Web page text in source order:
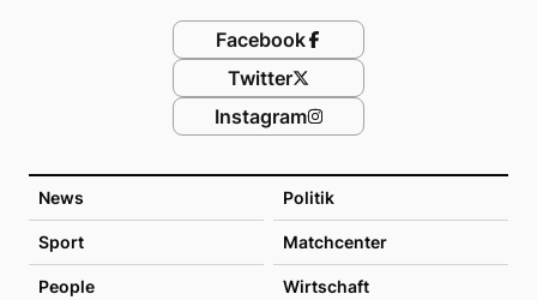
News Politik
Sport Matchcenter
People Wirtschaft
Facebook
Twitter
Instagram